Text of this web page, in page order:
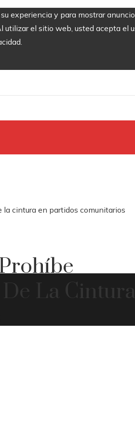
experiencia y para mostrar
utilizar el sitio web, usted acepta
cintura en partidos comunitarios
La Cintura